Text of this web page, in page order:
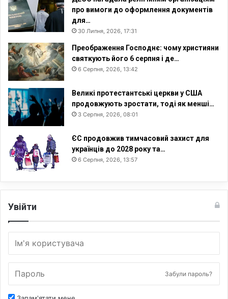
про вимоги до оформлення документів
для…
30 Липня, 2026, 17:31
Преображення Господнє: чому християни
святкують його 6 серпня і де…
6 Серпня, 2026, 13:42
Великі протестантські церкви у США
продовжують зростати, тоді як менші…
3 Серпня, 2026, 08:01
ЄС продовжив тимчасовий захист для
українців до 2028 року та…
6 Серпня, 2026, 13:57
Увійти
Забули пароль?